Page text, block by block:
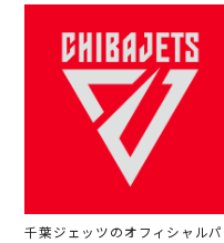
千葉ジェッツのオフィシャルパ